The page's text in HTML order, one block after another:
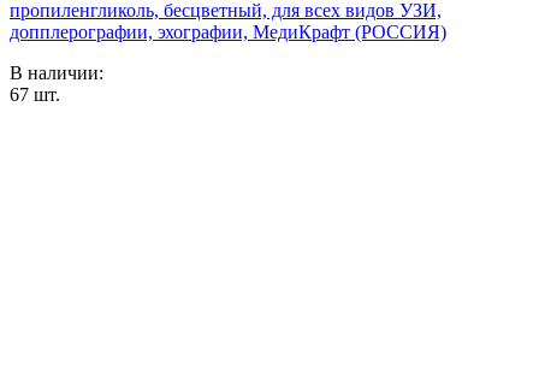
пропиленгликоль, бесцветный, для всех видов УЗИ,
допплерографии, эхографии, МедиКрафт (РОССИЯ)
В наличии:
67 шт.